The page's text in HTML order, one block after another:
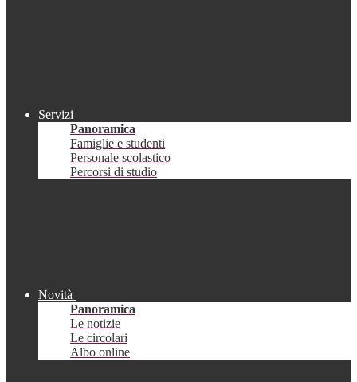
Servizi
Panoramica
Famiglie e studenti
Personale scolastico
Percorsi di studio
Novità
Panoramica
Le notizie
Le circolari
Albo online